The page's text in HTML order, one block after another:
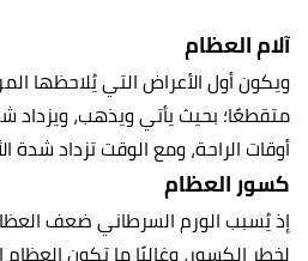
آلام العظام
ويكون أول الأعراض التي يُلاحظها
متقطعًا؛ بحيث يأتي ويذهب، ويزداد
أوقات الراحة، ومع الوقت تزداد شدة
كسور العظام
إذ يُسبب الورم السرطاني ضعف